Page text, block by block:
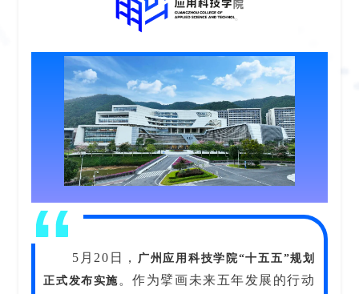
5月20日， 广州应用科技学院“十五五”规划
正式发布实施。作为擘画未来五年发展的行动